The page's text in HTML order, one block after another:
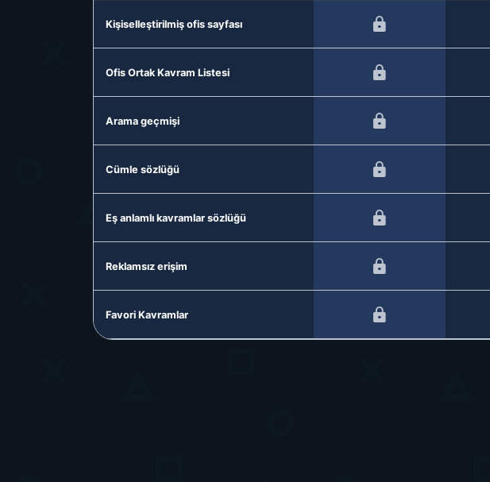
Kişiselleştirilmiş ofis sayfası
Ofis Ortak Kavram Listesi
Arama geçmişi
Cümle sözlüğü
Eş anlamlı kavramlar sözlüğü
Reklamsız erişim
Favori Kavramlar